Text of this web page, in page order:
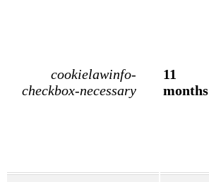
cookielawinfo-
checkbox-necessary
11
months